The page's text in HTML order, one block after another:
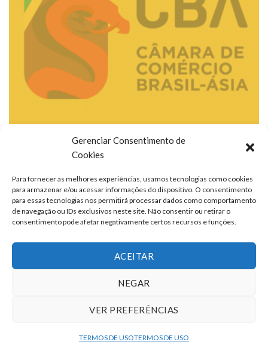
Gerenciar Consentimento de
Cookies
Para fornecer as melhores experiências, usamos tecnologias como cookies
para armazenar e/ou acessar informações do dispositivo. O consentimento
para essas tecnologias nos permitirá processar dados como comportamento
de navegação ou IDs exclusivos neste site. Não consentir ou retirar o
consentimento pode afetar negativamente certos recursos e funções.
ACEITAR
NEGAR
VER PREFERÊNCIAS
TERMOS DE USOTERMOS DE USO